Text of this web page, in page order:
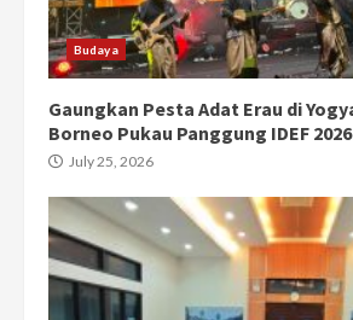
Budaya
Gaungkan Pesta Adat Erau di
Borneo Pukau Panggung IDEF 2026
July 25, 2026